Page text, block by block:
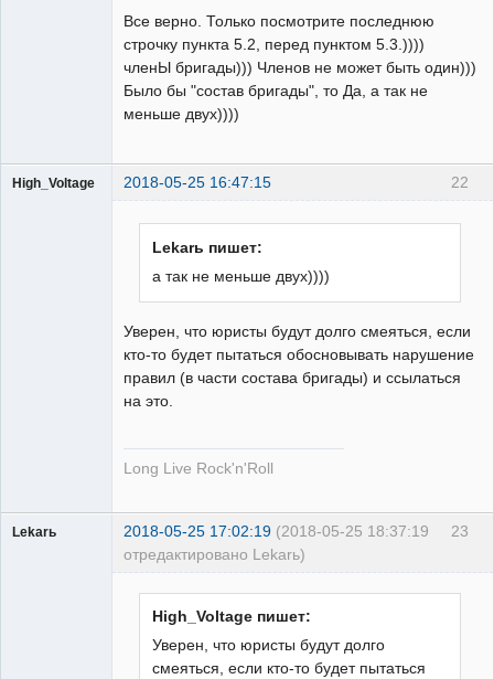
Все верно. Только посмотрите последнюю
строчку пункта 5.2, перед пунктом 5.3.))))
членЫ бригады))) Членов не может быть один)))
Было бы "состав бригады", то Да, а так не
меньше двух))))
22
High_Voltage 2018-05-25 16:47:15
Lekarь пишет:
а так не меньше двух))))
Уверен, что юристы будут долго смеяться, если
кто-то будет пытаться обосновывать нарушение
правил (в части состава бригады) и ссылаться
на это.
Long Live Rock'n'Roll
23
Lekarь 2018-05-25 17:02:19 (2018-05-25 18:37:19
отредактировано Lekarь)
High_Voltage пишет:
Уверен, что юристы будут долго
смеяться, если кто-то будет пытаться